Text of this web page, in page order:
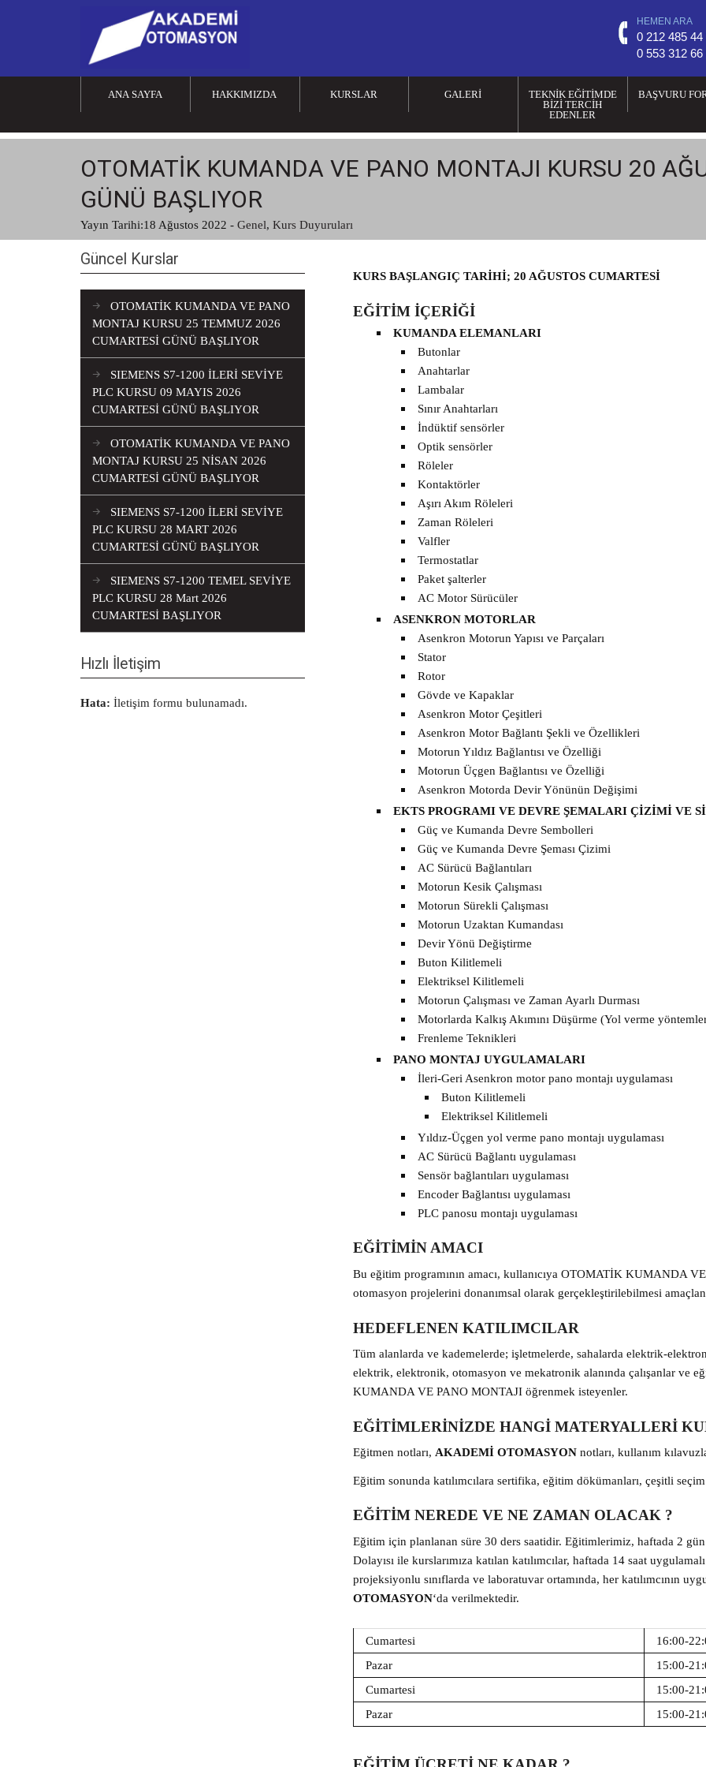
HEMEN ARA
0 212 485 44
0 553 312 66
ANA SAYFA HAKKIMIZDA KURSLAR GALERI
TEKNİK EĞİTİMDE
BİZİ TERCİH
EDENLER
BAŞVURU
OTOMATİK KUMANDA VE PANO MONTAJI KURSU 20
GÜNÜ BAŞLIYOR
Yayın Tarihi:18 Ağustos 2022 - Genel, Kurs Duyuruları
KURS BAŞLANGIÇ TARİHİ; 20 AĞUSTOS CUMARTESİ
EĞİTİM İÇERİĞİ
KUMANDA ELEMANLARI
Butonlar
Anahtarlar
Lambalar
Sınır Anahtarları
İndüktif sensörler
Optik sensörler
Röleler
Kontaktörler
Aşırı Akım Röleleri
Zaman Röleleri
Valfler
Termostatlar
Paket şalterler
AC Motor Sürücüler
ASENKRON MOTORLAR
Asenkron Motorun Yapısı ve Parçaları
Stator
Rotor
Gövde ve Kapaklar
Asenkron Motor Çeşitleri
Asenkron Motor Bağlantı Şekli ve Özellikleri
Motorun Yıldız Bağlantısı ve Özelliği
Motorun Üçgen Bağlantısı ve Özelliği
Asenkron Motorda Devir Yönünün Değişimi
EKTS PROGRAMI VE DEVRE ŞEMALARI ÇİZİMİ VE
Güç ve Kumanda Devre Sembolleri
Güç ve Kumanda Devre Şeması Çizimi
AC Sürücü Bağlantıları
Motorun Kesik Çalışması
Motorun Sürekli Çalışması
Motorun Uzaktan Kumandası
Devir Yönü Değiştirme
Buton Kilitlemeli
Elektriksel Kilitlemeli
Motorun Çalışması ve Zaman Ayarlı Durması
Motorlarda Kalkış Akımını Düşürme (Yol verme
Frenleme Teknikleri
PANO MONTAJ UYGULAMALARI
İleri-Geri Asenkron motor pano montajı uygulaması
Buton Kilitlemeli
Elektriksel Kilitlemeli
Yıldız-Üçgen yol verme pano montajı uygulaması
AC Sürücü Bağlantı uygulaması
Sensör bağlantıları uygulaması
Encoder Bağlantısı uygulaması
PLC panosu montajı uygulaması
EĞİTİMİN AMACI
Bu eğitim programının amacı, kullanıcıya OTOMATİK KUMANDA
otomasyon projelerini donanımsal olarak gerçekleştirilebilmesi
HEDEFLENEN KATILIMCILAR
Tüm alanlarda ve kademelerde; işletmelerde, sahalarda elektrik-
elektrik, elektronik, otomasyon ve mekatronik alanında çalışanlar ve
KUMANDA VE PANO MONTAJI öğrenmek isteyenler.
EĞİTİMLERİNİZDE HANGİ MATERYALLERİ
Eğitmen notları, AKADEMİ OTOMASYONnotları, kullanım
Eğitim sonunda katılımcılara sertifika, eğitim dökümanları, çeşitli
EĞİTİM NEREDE VE NE ZAMAN OLACAK ?
Eğitim için planlanan süre 30 ders saatidir. Eğitimlerimiz, haftada 2
Dolayısı ile kurslarımıza katılan katılımcılar, haftada 14 saat
projeksiyonlu sınıflarda ve laboratuvar ortamında, her katılımcının
OTOMASYON‘da verilmektedir.
Cumartesi
16:00-
Pazar
15:00-
Cumartesi
15:00-
Pazar
15:00-
Güncel Kurslar
OTOMATİK KUMANDA VE PANO
MONTAJ KURSU 25 TEMMUZ 2026
CUMARTESİ GÜNÜ BAŞLIYOR
SIEMENS S7-1200 İLERİ SEVİYE
PLC KURSU 09 MAYIS 2026
CUMARTESİ GÜNÜ BAŞLIYOR
OTOMATİK KUMANDA VE PANO
MONTAJ KURSU 25 NİSAN 2026
CUMARTESİ GÜNÜ BAŞLIYOR
SIEMENS S7-1200 İLERİ SEVİYE
PLC KURSU 28 MART 2026
CUMARTESİ GÜNÜ BAŞLIYOR
SIEMENS S7-1200 TEMEL SEVİYE
PLC KURSU 28 Mart 2026
CUMARTESİ BAŞLIYOR
Hızlı İletişim
Hata: İletişim formu bulunamadı.